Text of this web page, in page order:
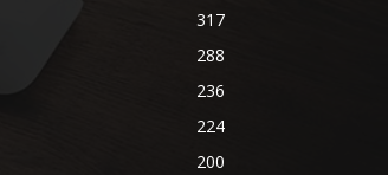
317
288
236
224
200